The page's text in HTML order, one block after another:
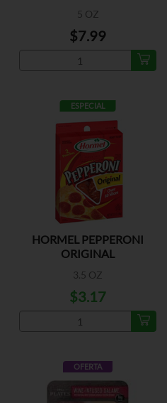
5 OZ
$7.99
ESPECIAL
HORMEL PEPPERONI
ORIGINAL
3.5 OZ
$3.17
OFERTA